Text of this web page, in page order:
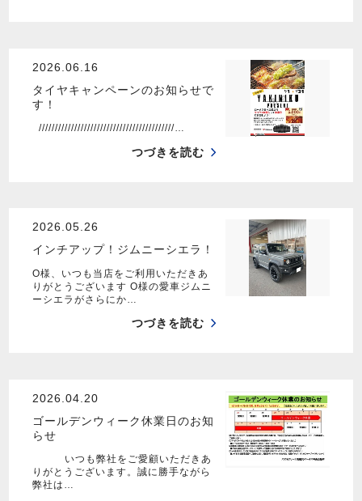
2026.06.16
タイヤキャンペーンのお知らせで
す！
//////////////////////////////////////////…
つづきを読む
2026.05.26
インチアップ！ジムニーシエラ！
O様、いつも当店をご利用いただきあ
りがとうございます O様の愛車ジムニ
ーシエラがさらにか…
つづきを読む
2026.04.20
ゴールデンウィーク休業日のお知
らせ
いつも弊社をご愛顧いただきあ
りがとうございます。誠に勝手ながら
弊社は…